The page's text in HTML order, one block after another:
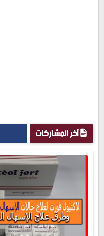
آخر المشاركات